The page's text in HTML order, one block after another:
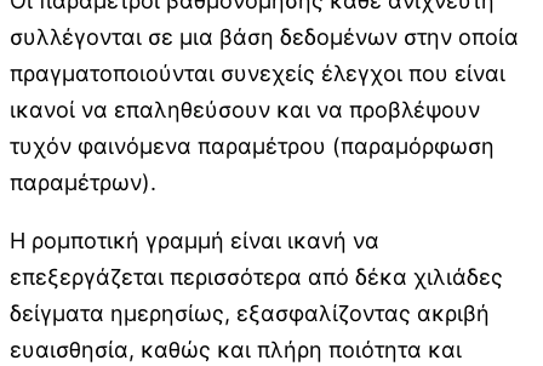
συλλέγονται σε μια βάση δεδομένων στην οποία
πραγματοποιούνται συνεχείς έλεγχοι που είναι
ικανοί να επαληθεύσουν και να προβλέψουν
τυχόν φαινόμενα παραμέτρου (παραμόρφωση
παραμέτρων).
Η ρομποτική γραμμή είναι ικανή να
επεξεργάζεται περισσότερα από δέκα χιλιάδες
δείγματα ημερησίως, εξασφαλίζοντας ακριβή
ευαισθησία, καθώς και πλήρη ποιότητα και